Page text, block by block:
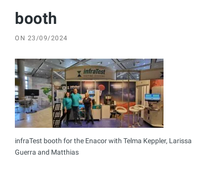
booth
ON 23/09/2024
infraTest booth for the Enacor with Telma Keppler, Larissa
Guerra and Matthias